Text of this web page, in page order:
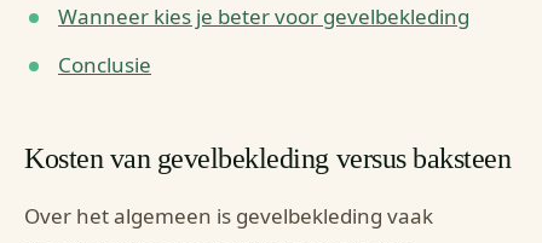
Wanneer kies je beter voor gevelbekleding
Conclusie
Kosten van gevelbekleding versus baksteen
Over het algemeen is gevelbekleding vaak